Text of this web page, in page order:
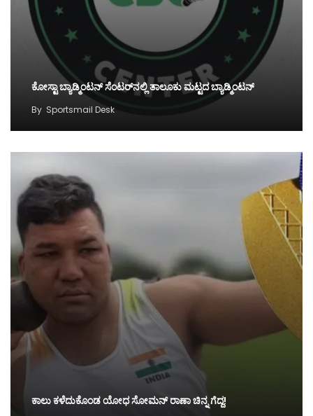
ಕೋಸ್ಟಾ ಬ್ಯಾಡ್ಮಿಂಟನ್‌ ಸೆಂಟರ್‌ನಲ್ಲಿ ತಾಲೂಕು ಮಟ್ಟದ ಬ್ಯಾಡ್ಮಿಂಟನ್‌
By Sportsmail Desk
ಕಾಲು ಕಳೆದುಕೊಂಡ ಯೋಧ ಸೋಮನ್ ರಾಣಾ ಚಿನ್ನ ಗೆದ್ದ!